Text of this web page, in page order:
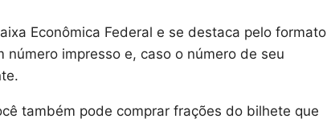
Econômica Federal e se destaca pelo formato
impresso e, caso o número de seu
também pode comprar frações do bilhete que